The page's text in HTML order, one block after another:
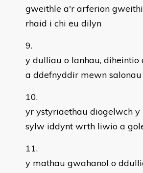
gweithle a'r arferion
rhaid i chi eu dilyn
y dulliau o lanhau, diheintio
a ddefnyddir mewn salonau
yr ystyriaethau diogelwch
sylw iddynt wrth liwio a
y mathau gwahanol o